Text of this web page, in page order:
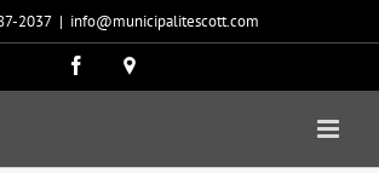
2037 | info@municipalitescott.com
Facebook
Carte